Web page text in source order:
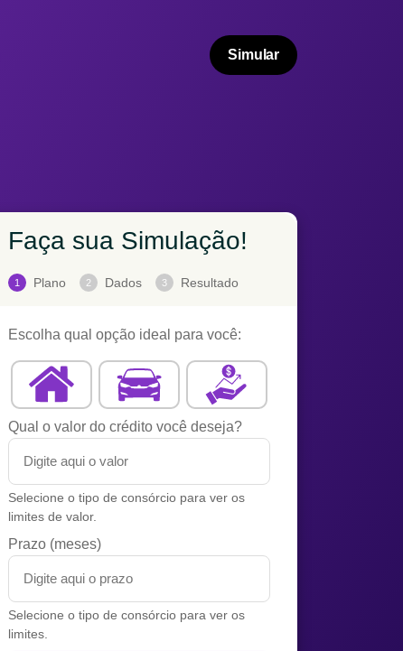
Simular
Faça sua Simulação!
1 Plano 2 Dados 3 Resultado
Escolha qual opção ideal para você:
Qual o valor do crédito você deseja?
Selecione o tipo de consórcio para ver os
limites de valor.
Prazo (meses)
Selecione o tipo de consórcio para ver os
limites.